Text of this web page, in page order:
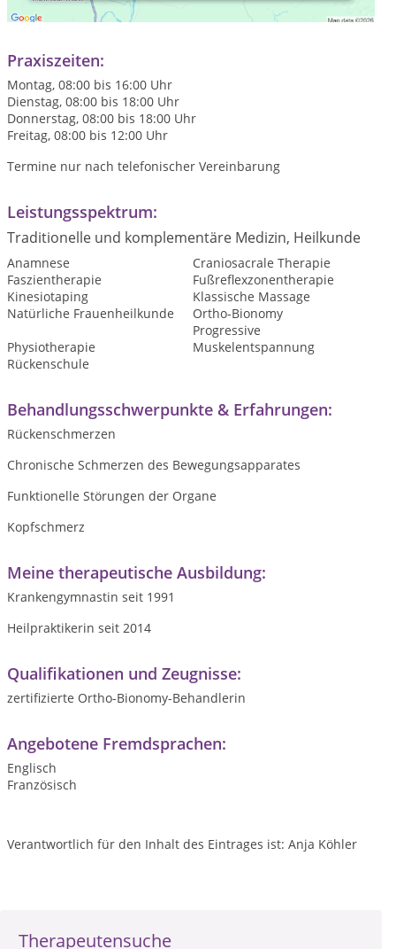
Therapeutensuche
Privatpraxis für Physiotherapie
Praxiszeiten:
Montag, 08:00 bis 16:00 Uhr
Dienstag, 08:00 bis 18:00 Uhr
Donnerstag, 08:00 bis 18:00 Uhr
Freitag, 08:00 bis 12:00 Uhr
Termine nur nach telefonischer Vereinbarung
Leistungsspektrum:
Traditionelle und komplementäre Medizin, Heilkunde
Anamnese
Craniosacrale Therapie
Faszientherapie
Fußreflexzonentherapie
Kinesiotaping
Klassische Massage
Natürliche Frauenheilkunde
Ortho-Bionomy
Physiotherapie
Progressive
Muskelentspannung
Rückenschule
Behandlungsschwerpunkte & Erfahrungen:
Rückenschmerzen
Chronische Schmerzen des Bewegungsapparates
Funktionelle Störungen der Organe
Kopfschmerz
Meine therapeutische Ausbildung:
Krankengymnastin seit 1991
Heilpraktikerin seit 2014
Qualifikationen und Zeugnisse:
zertifizierte Ortho-Bionomy-Behandlerin
Angebotene Fremdsprachen:
Englisch
Französisch
Verantwortlich für den Inhalt des Eintrages ist: Anja Köhler